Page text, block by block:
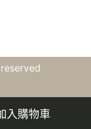
入購物車